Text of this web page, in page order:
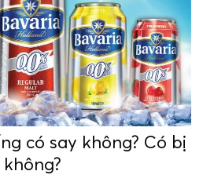
có say không? Có bị